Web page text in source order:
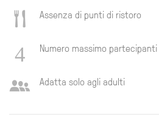
Assenza di punti di ristoro
Numero massimo partecipanti
Adatta solo agli adulti